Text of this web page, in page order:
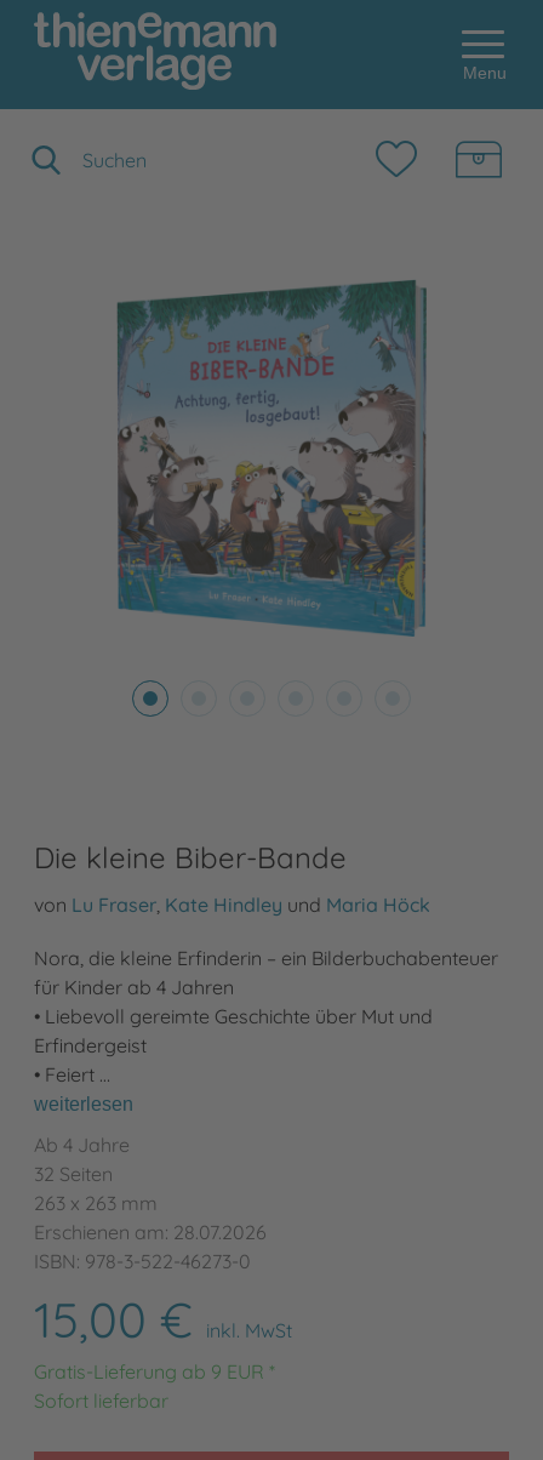
Menu
Die kleine Biber-Bande
von Lu Fraser, Kate Hindley und Maria Höck
Nora, die kleine Erfinderin – ein Bilderbuchabenteuer
für Kinder ab 4 Jahren
• Liebevoll gereimte Geschichte über Mut und
Erfindergeist
• Feiert …
weiterlesen
Ab 4 Jahre
32 Seiten
263 x 263 mm
Erschienen am: 28.07.2026
ISBN: 978-3-522-46273-0
15,00 €
inkl. MwSt
Gratis-Lieferung ab 9 EUR *
Sofort lieferbar